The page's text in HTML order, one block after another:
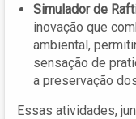
Simulador de
inovação que
ambiental,
sensação de
a preservação
Essas atividades,